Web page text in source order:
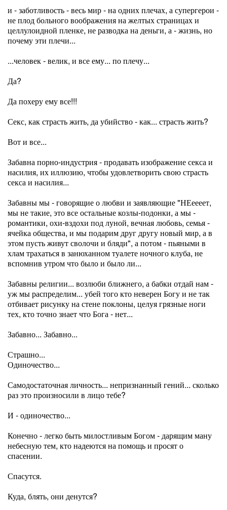
и - заботливость - весь мир - на одних плечах, а супергерои -
не плод больного воображения на желтых страницах и
целлулоидной пленке, не разводка на деньги, а - жизнь, но
почему эти плечи...
...человек - велик, и все ему... по плечу...
Да?
Да похеру ему все!!!
Секс, как страсть жить, да убийство - как... страсть жить?
Вот и все...
Забавна порно-индустрия - продавать изображение секса и
насилия, их иллюзию, чтобы удовлетворить свою страсть
секса и насилия...
Забавны мы - говорящие о любви и заявляющие "НЕеееет,
мы не такие, это все остальные козлы-подонки, а мы -
романтики, охи-вздохи под луной, вечная любовь, семья -
ячейка общества, и мы подарим друг другу новый мир, а в
этом пусть живут сволочи и бляди", а потом - пьяными в
хлам трахаться в занюханном туалете ночного клуба, не
вспомнив утром что было и было ли...
Забавны религии... возлюби ближнего, а бабки отдай нам -
уж мы распределим... убей того кто неверен Богу и не так
отбивает рисунку на стене поклоны, целуя грязные ноги
тех, кто точно знает что Бога - нет...
Забавно... Забавно...
Страшно...
Одиночество...
Самодостаточная личность... непризнанный гений... сколько
раз это произносили в лицо тебе?
И - одиночество...
Конечно - легко быть милостливым Богом - дарящим ману
небесную тем, кто надеются на помощь и просят о
спасении.
Спасутся.
Куда, блять, они денутся?